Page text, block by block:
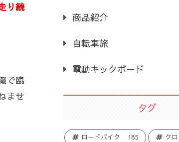
り続
で臨
ませ
商品紹介
自転車旅
電動キックボード
タグ
ロードバイク 185 ク